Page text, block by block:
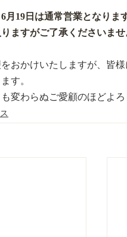
月19日は通常営業となりま
ますがご了承くださいませ
をおかけいたしますが、皆
す。
変わらぬご愛顧のほどよろ